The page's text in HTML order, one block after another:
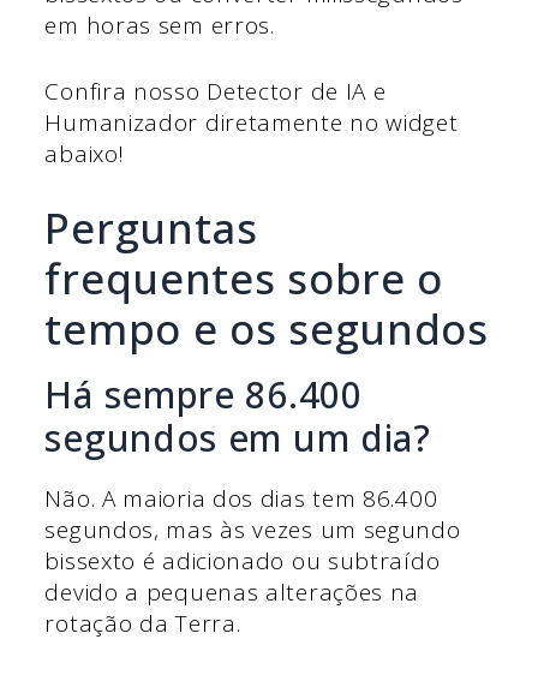
em horas sem erros.
Confira nosso Detector de IA e
Humanizador diretamente no widget
abaixo!
Perguntas
frequentes sobre o
tempo e os segundos
Há sempre 86.400
segundos em um dia?
Não. A maioria dos dias tem 86.400
segundos, mas às vezes um segundo
bissexto é adicionado ou subtraído
devido a pequenas alterações na
rotação da Terra.